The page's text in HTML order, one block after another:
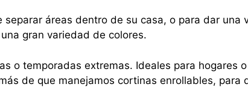
áreas dentro de su casa, o para dar una
gran variedad de colores.
o temporadas extremas. Ideales para hogares
de que manejamos cortinas enrollables, para